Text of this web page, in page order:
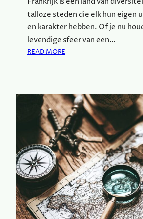
E
L
K
H
T
V
A
A
R
T
M
A
A
T
S
talloze steden die elk hun eigen
en karakter hebben. Of je nu
levendige sfeer van een…
READ MORE
D
E
N
T
R
I
P
F
R
A
N
K